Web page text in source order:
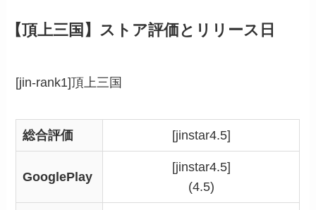
【頂上三国】ストア評価とリリース日
[jin-rank1]頂上三国
総合評価 [jinstar4.5]
GooglePlay
[jinstar4.5]
(4.5)